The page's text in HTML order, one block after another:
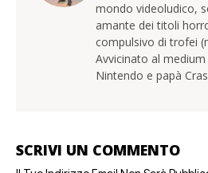
mondo videoludico,
amante dei titoli
compulsivo di trofei
Avvicinato al
Nintendo e papà
SCRIVI UN COMMENTO